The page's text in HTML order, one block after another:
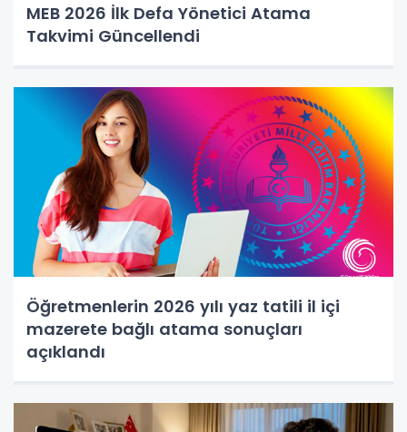
MEB 2026 İlk Defa Yönetici Atama
Takvimi Güncellendi
Öğretmenlerin 2026 yılı yaz tatili il içi
mazerete bağlı atama sonuçları
açıklandı